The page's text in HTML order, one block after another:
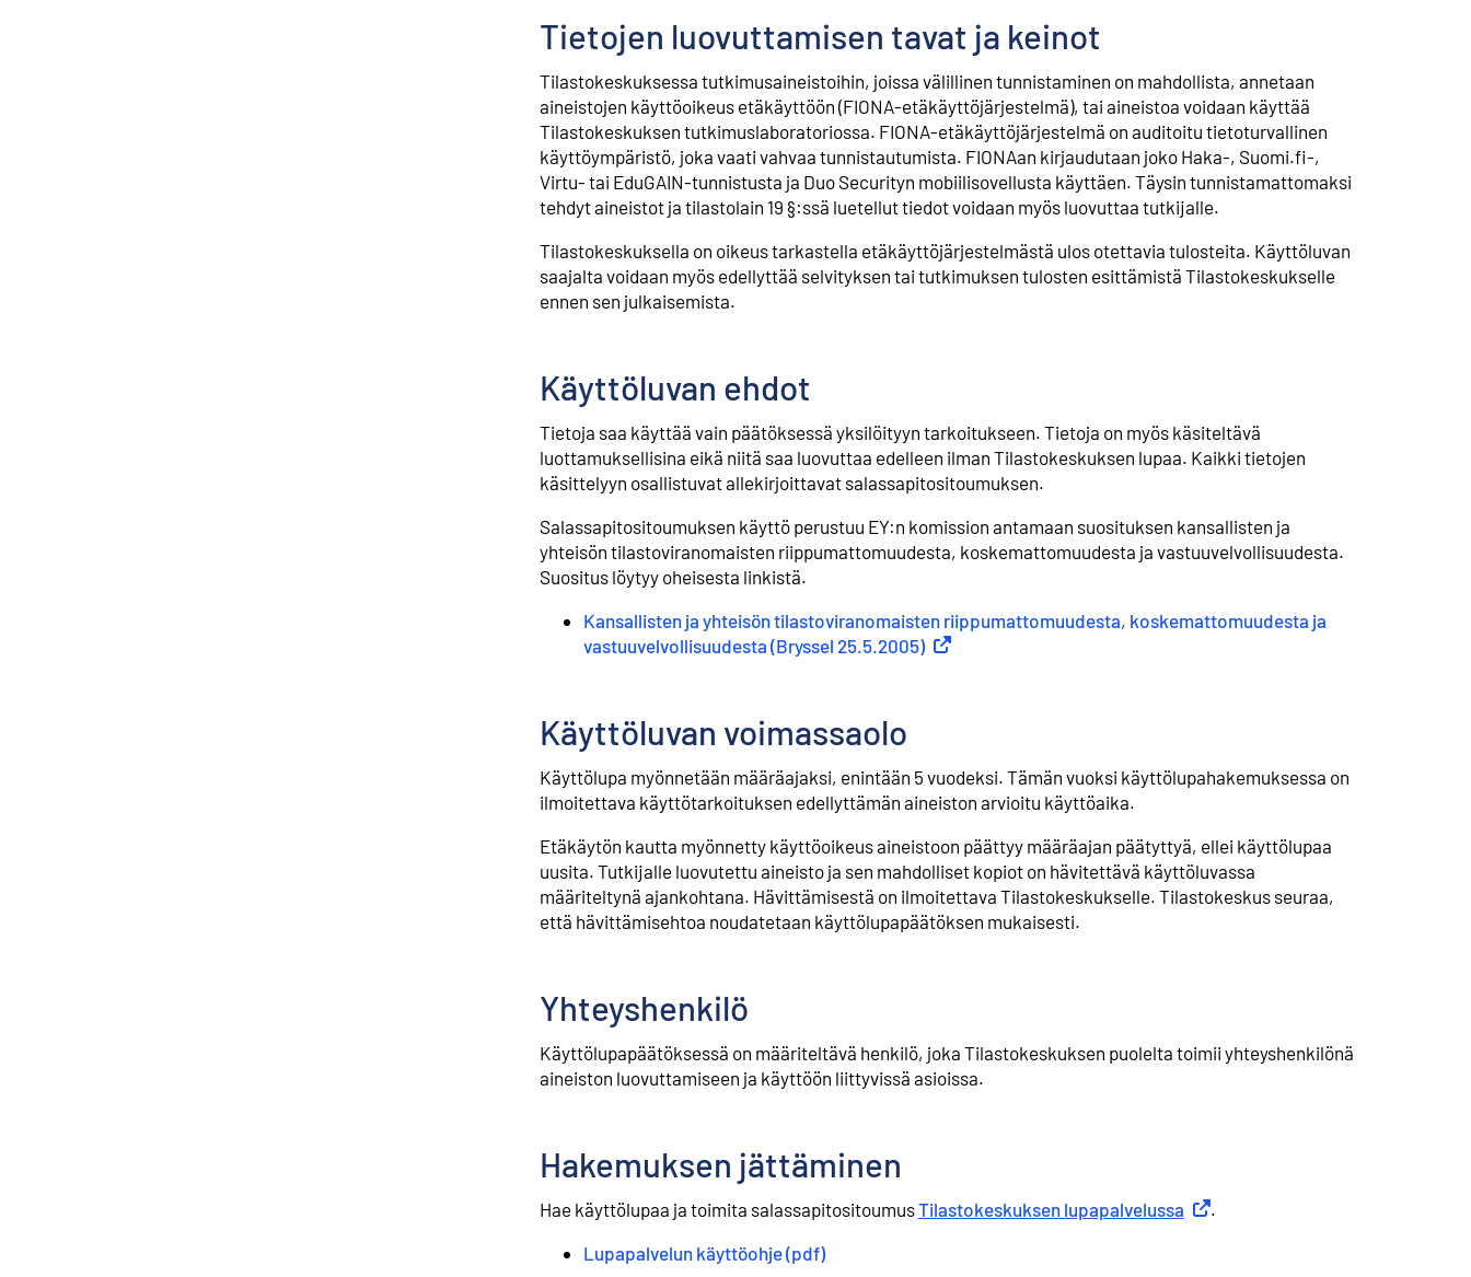
Tietojen luovuttamisen tavat ja keinot
Tilastokeskuksessa tutkimusaineistoihin, joissa välillinen tunnistaminen on mahdollista, annetaan
aineistojen käyttöoikeus etäkäyttöön (FIONA-etäkäyttöjärjestelmä), tai aineistoa voidaan käyttää
Tilastokeskuksen tutkimuslaboratoriossa. FIONA-etäkäyttöjärjestelmä on auditoitu tietoturvallinen
käyttöympäristö, joka vaati vahvaa tunnistautumista. FIONAan kirjaudutaan joko Haka-, Suomi.fi-,
Virtu- tai EduGAIN-tunnistusta ja Duo Securityn mobiilisovellusta käyttäen. Täysin tunnistamattomaksi
tehdyt aineistot ja tilastolain 19 §:ssä luetellut tiedot voidaan myös luovuttaa tutkijalle.
Tilastokeskuksella on oikeus tarkastella etäkäyttöjärjestelmästä ulos otettavia tulosteita. Käyttöluvan
saajalta voidaan myös edellyttää selvityksen tai tutkimuksen tulosten esittämistä Tilastokeskukselle
ennen sen julkaisemista.
Käyttöluvan ehdot
Tietoja saa käyttää vain päätöksessä yksilöityyn tarkoitukseen. Tietoja on myös käsiteltävä
luottamuksellisina eikä niitä saa luovuttaa edelleen ilman Tilastokeskuksen lupaa. Kaikki tietojen
käsittelyyn osallistuvat allekirjoittavat salassapitositoumuksen.
Salassapitositoumuksen käyttö perustuu EY:n komission antamaan suosituksen kansallisten ja
yhteisön tilastoviranomaisten riippumattomuudesta, koskemattomuudesta ja vastuuvelvollisuudesta.
Suositus löytyy oheisesta linkistä.
Kansallisten ja yhteisön tilastoviranomaisten riippumattomuudesta, koskemattomuudesta ja
vastuuvelvollisuudesta (Bryssel 25.5.2005)Ulkoinen linkki
Käyttöluvan voimassaolo
Käyttölupa myönnetään määräajaksi, enintään 5 vuodeksi. Tämän vuoksi käyttölupahakemuksessa on
ilmoitettava käyttötarkoituksen edellyttämän aineiston arvioitu käyttöaika.
Etäkäytön kautta myönnetty käyttöoikeus aineistoon päättyy määräajan päätyttyä, ellei käyttölupaa
uusita. Tutkijalle luovutettu aineisto ja sen mahdolliset kopiot on hävitettävä käyttöluvassa
määriteltynä ajankohtana. Hävittämisestä on ilmoitettava Tilastokeskukselle. Tilastokeskus seuraa,
että hävittämisehtoa noudatetaan käyttölupapäätöksen mukaisesti.
Yhteyshenkilö
Käyttölupapäätöksessä on määriteltävä henkilö, joka Tilastokeskuksen puolelta toimii yhteyshenkilönä
aineiston luovuttamiseen ja käyttöön liittyvissä asioissa.
Hakemuksen jättäminen
Hae käyttölupaa ja toimita salassapitositoumusTilastokeskuksen lupapalvelussa Ulkoinen linkki
.
Lupapalvelun käyttöohje (pdf)